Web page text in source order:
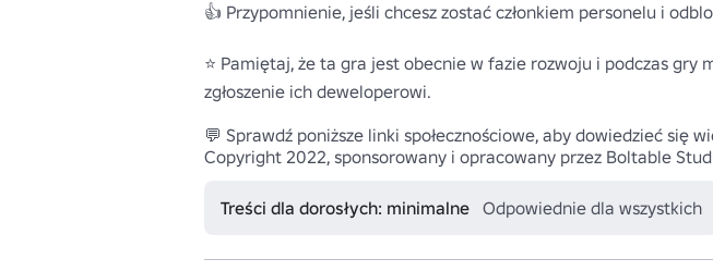
👍 Przypomnienie, jeśli chcesz zostać członkiem personelu i
⭐ Pamiętaj, że ta gra jest obecnie w fazie rozwoju i podczas gry
zgłoszenie ich deweloperowi.
💬 Sprawdź poniższe linki społecznościowe, aby dowiedzieć się
Copyright 2022, sponsorowany i opracowany przez Boltable
Treści dla dorosłych: minimalne Odpowiednie dla wszystkich